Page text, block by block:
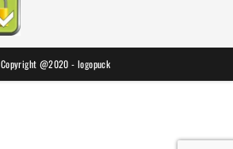
Copyright @2020 - logopuck